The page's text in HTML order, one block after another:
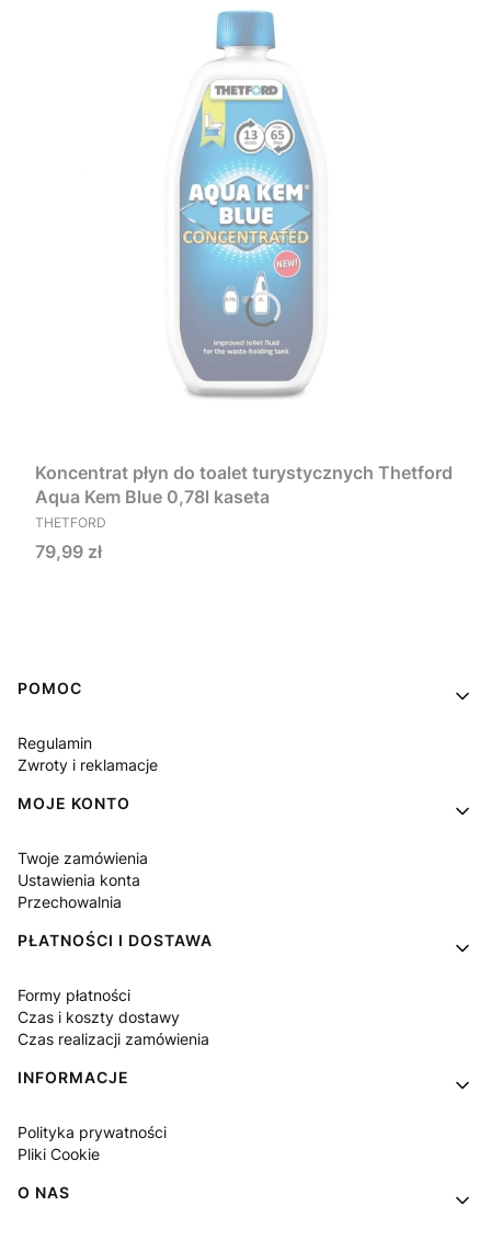
Koncentrat płyn do toalet turystycznych Thetford
Aqua Kem Blue 0,78l kaseta
PRODUCENT
THETFORD
Cena
79,99 zł
Linki w stopce
POMOC
Regulamin
Zwroty i reklamacje
MOJE KONTO
Twoje zamówienia
Ustawienia konta
Przechowalnia
PŁATNOŚCI I DOSTAWA
Formy płatności
Czas i koszty dostawy
Czas realizacji zamówienia
INFORMACJE
Polityka prywatności
Pliki Cookie
O NAS